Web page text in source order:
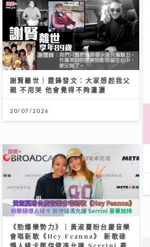
謝賢離世｜霆鋒發文：大家想起我父
親 不用哭 他會覺得不夠瀟灑
20/07/2026
《勁爆樂勢力》｜黃淑蔓盼台慶音樂
會唱新歌《Hey Feanna》 新歌碌
爆人緣卡鄭伊健馮允謙 Serrini 豪
華加持